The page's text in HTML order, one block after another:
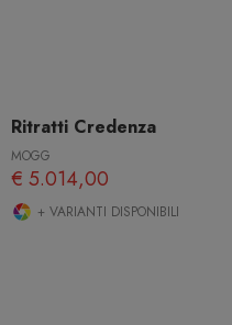
Ritratti Credenza
MOGG
€ 5.014,00
+ VARIANTI DISPONIBILI